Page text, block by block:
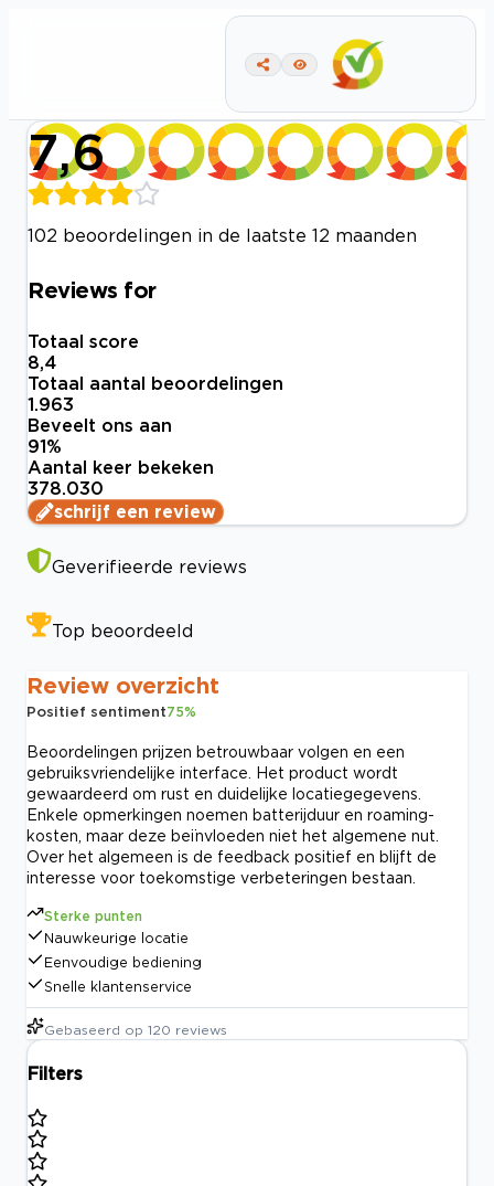
7,6
102 beoordelingen in de laatste 12 maanden
Reviews for
Totaal score
8,4
Totaal aantal beoordelingen
1.963
Beveelt ons aan
91%
Aantal keer bekeken
378.030
schrijf een review
Geverifieerde reviews
Top beoordeeld
Review overzicht
Positief sentiment75%
Beoordelingen prijzen betrouwbaar volgen en een
gebruiksvriendelijke interface. Het product wordt
gewaardeerd om rust en duidelijke locatiegegevens.
Enkele opmerkingen noemen batterijduur en roaming-
kosten, maar deze beïnvloeden niet het algemene nut.
Over het algemeen is de feedback positief en blijft de
interesse voor toekomstige verbeteringen bestaan.
Sterke punten
Nauwkeurige locatie
Eenvoudige bediening
Snelle klantenservice
Gebaseerd op 120 reviews
Filters